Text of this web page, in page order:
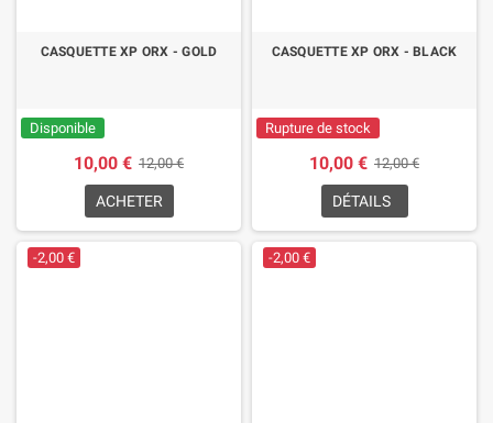
CASQUETTE XP ORX - GOLD
Disponible
10,00 € 12,00 €
ACHETER
CASQUETTE XP ORX - BLACK
Rupture de stock
10,00 € 12,00 €
DÉTAILS
-2,00 € -2,00 €